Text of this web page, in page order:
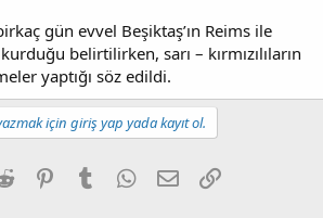
gün evvel Beşiktaş’ın Reims ile
belirtilirken, sarı – kırmızılıların
yaptığı söz edildi.
için giriş yap yada kayıt ol.
Reddit PinterestTumblrWhatsApp
E-postaLink